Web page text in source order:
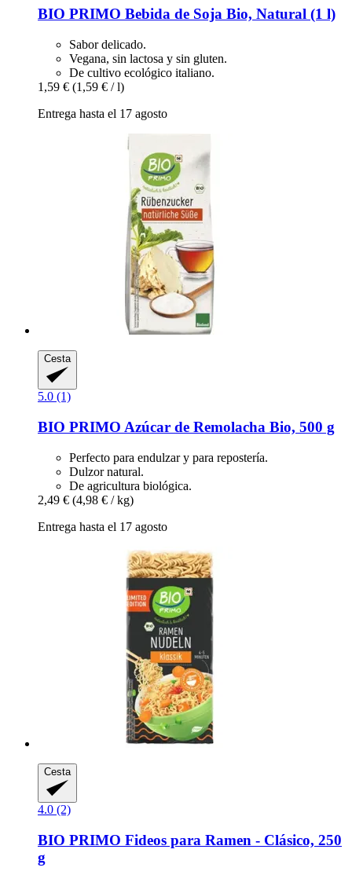
BIO PRIMO Bebida de Soja Bio, Natural (1 l)
Sabor delicado.
Vegana, sin lactosa y sin gluten.
De cultivo ecológico italiano.
1,59 € (1,59 € / l)
Entrega hasta el 17 agosto
Cesta
5.0 (1)
BIO PRIMO Azúcar de Remolacha Bio, 500 g
Perfecto para endulzar y para repostería.
Dulzor natural.
De agricultura biológica.
2,49 € (4,98 € / kg)
Entrega hasta el 17 agosto
Cesta
4.0 (2)
BIO PRIMO Fideos para Ramen -​ Clásico, 250
g